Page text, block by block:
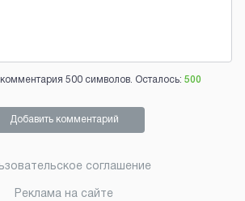
500 символов. Осталось: 500
Добавить комментарий
соглашение
Реклама на сайте